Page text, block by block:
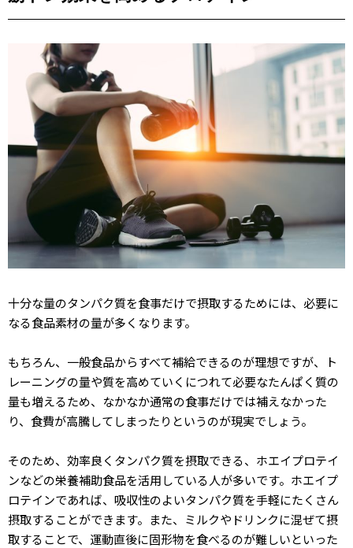
十分な量のタンパク質を食事だけで摂取するためには、必要に
なる食品素材の量が多くなります。
もちろん、一般食品からすべて補給できるのが理想ですが、ト
レーニングの量や質を高めていくにつれて必要なたんぱく質の
量も増えるため、なかなか通常の食事だけでは補えなかった
り、食費が高騰してしまったりというのが現実でしょう。
そのため、効率良くタンパク質を摂取できる、ホエイプロテイ
ンなどの栄養補助食品を活用している人が多いです。ホエイプ
ロテインであれば、吸収性のよいタンパク質を手軽にたくさん
摂取することができます。また、ミルクやドリンクに混ぜて摂
取することで、運動直後に固形物を食べるのが難しいといった